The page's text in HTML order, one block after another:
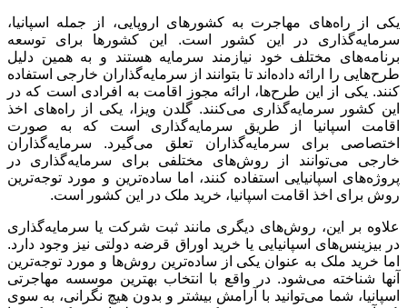
یکی از راه‌های مهاجرت به کشورهای اروپایی، از جمله اسپانیا،
سرمایه‌گذاری در این کشور است. این کشورها برای توسعه
برنامه‌های مختلف خود نیازمند سرمایه هستند و به همین دلیل
طرح‌هایی را ارائه داده‌اند تا بتوانند از سرمایه‌گذاران خارجی استفاده
کنند. یکی از این طرح‌ها، ارائه مجوز اقامت به افرادی است که در
این کشور سرمایه‌گذاری می‌کنند. گلدن ویزا، یکی از راه‌های اخذ
اقامت اسپانیا از طریق سرمایه‌گذاری است که به صورت
اختصاصی برای سرمایه‌گذاران تعلق می‌گیرد. سرمایه‌گذاران
خارجی می‌توانند از روش‌های مختلفی برای سرمایه‌گذاری در
پروژه‌های اسپانیایی استفاده کنند، اما ساده‌ترین و مورد توجه‌ترین
روش برای اخذ اقامت اسپانیا، خرید ملک در این کشور است.
علاوه بر این، روش‌های دیگری مانند ثبت شرکت یا سرمایه‌گذاری
در بیزینس‌های اسپانیایی یا خرید اوراق قرضه دولتی نیز وجود دارد.
اما خرید ملک به عنوان یکی از ساده‌ترین روش‌ها و مورد توجه‌ترین
آنها شناخته می‌شود. در واقع با انتخاب بهترین موسسه مهاجرتی
اسپانیا، شما می‌توانید با آرامش بیشتر و بدون هیچ نگرانی، به سوی